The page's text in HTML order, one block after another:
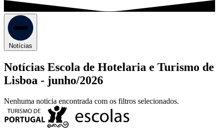
Notícias
Notícias Escola de Hotelaria e Turismo de
Lisboa - junho/2026
Nenhuma noticia encontrada com os filtros selecionados.